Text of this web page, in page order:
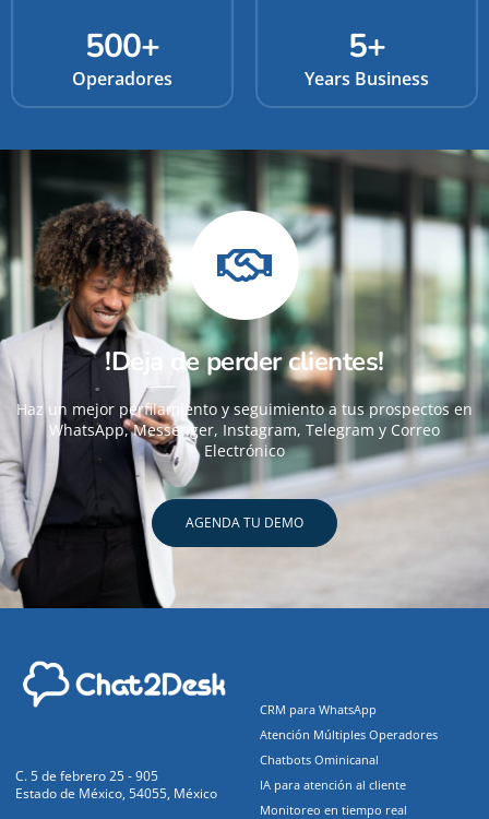
Operadores
500+
Years Business
5+
!Deja de perder clientes!
Haz un mejor perfilamiento y seguimiento a tus prospectos en
WhatsApp, Messenger, Instagram, Telegram y Correo
Electrónico
AGENDA TU DEMO
C. 5 de febrero 25 - 905
Estado de México, 54055, México
CRM para WhatsApp
Atención Múltiples Operadores
Chatbots Ominicanal
IA para atención al cliente
Monitoreo en tiempo real